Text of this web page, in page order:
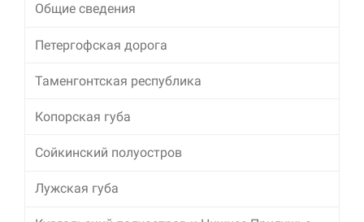
Общие сведения
Петергофская дорога
Таменгонтская республика
Копорская губа
Сойкинский полуостров
Лужская губа